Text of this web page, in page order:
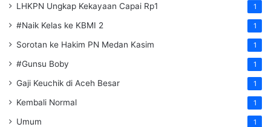
LHKPN Ungkap Kekayaan Capai Rp1 1
#Naik Kelas ke KBMI 2 1
Sorotan ke Hakim PN Medan Kasim 1
#Gunsu Boby 1
Gaji Keuchik di Aceh Besar 1
Kembali Normal 1
Umum 1